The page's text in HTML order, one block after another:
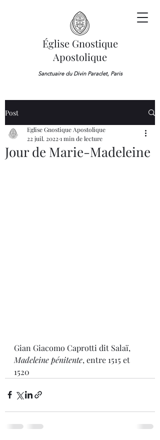
Église Gnostique
Apostolique
Sanctuaire du Divin Paraclet, Paris
Post
Jour de Marie-Madeleine
Eglise Gnostique Apostolique
22 juil. 2022 1 min de lecture
Gian Giacomo Caprotti dit Salaï,
Madeleine pénitente, entre 1515 et
1520